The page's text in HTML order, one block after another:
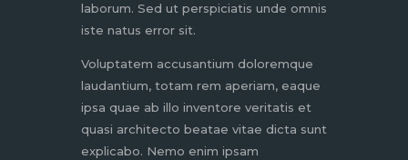
laborum. Sed ut perspiciatis unde omnis
iste natus error sit.
Voluptatem accusantium doloremque
laudantium, totam rem aperiam, eaque
ipsa quae ab illo inventore veritatis et
quasi architecto beatae vitae dicta sunt
explicabo. Nemo enim ipsam